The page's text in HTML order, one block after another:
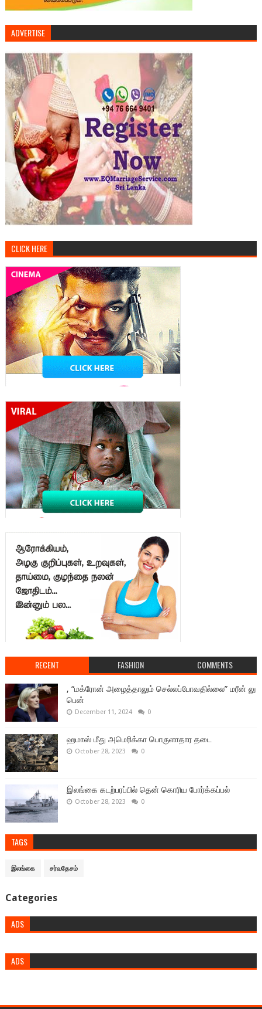
ADVERTISE
CLICK HERE
RECENT FASHION COMMENTS
, “மக்ரோன் அழைத்தாலும் செல்லப்போவதில்லை” மரீன் லு
பென்
December 11, 2024 0
ஹமாஸ் மீது அமெரிக்கா பொருளாதார தடை
October 28, 2023 0
இலங்கை கடற்பரப்பில் தென் கொரிய போர்க்கப்பல்
October 28, 2023 0
TAGS
இலங்கை சர்வதேசம்
Categories
ADS
ADS